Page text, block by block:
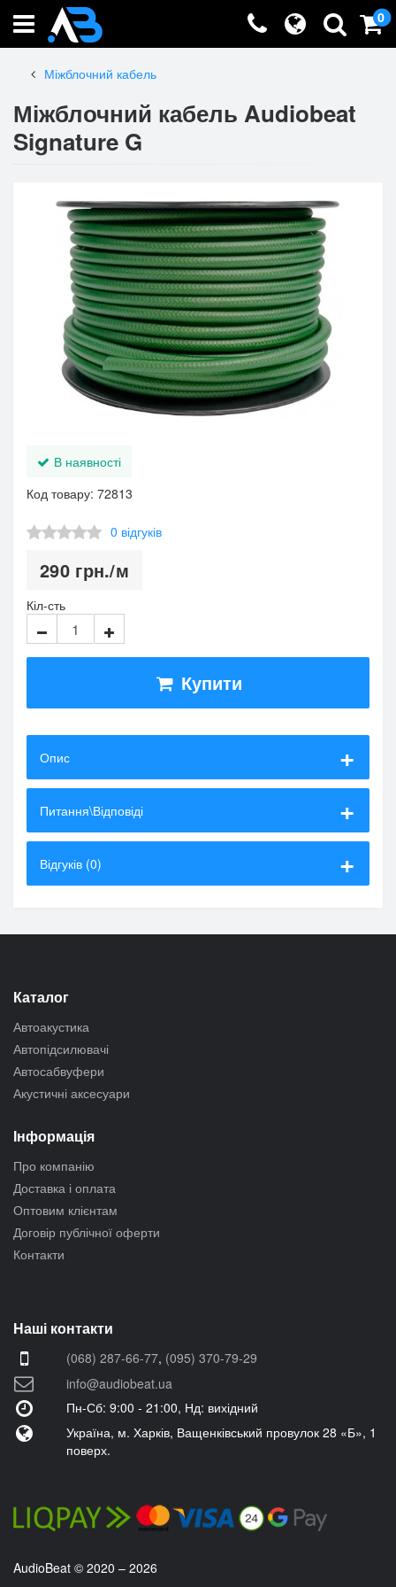
0
Міжблочний кабель
Міжблочний кабель Audiobeat
Signature G
В наявності
Код товару: 72813
0 відгуків
290 грн./м
Кіл-сть
Купити
Опис
Питання\Відповіді
Відгуків (0)
Каталог
Автоакустика
Автопідсилювачі
Автосабвуфери
Акустичні аксесуари
Інформація
Про компанію
Доставка і оплата
Оптовим клієнтам
Договір публічної оферти
Контакти
Наші контакти
(068) 287-66-77, (095) 370-79-29
info@audiobeat.ua
Пн-Сб: 9:00 - 21:00, Нд: вихідний
Україна, м. Харків, Ващенківський провулок 28 «Б», 1
поверх.
AudioBeat © 2020 – 2026